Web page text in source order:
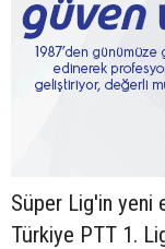
Süper Lig'in yeni
Türkiye PTT 1.